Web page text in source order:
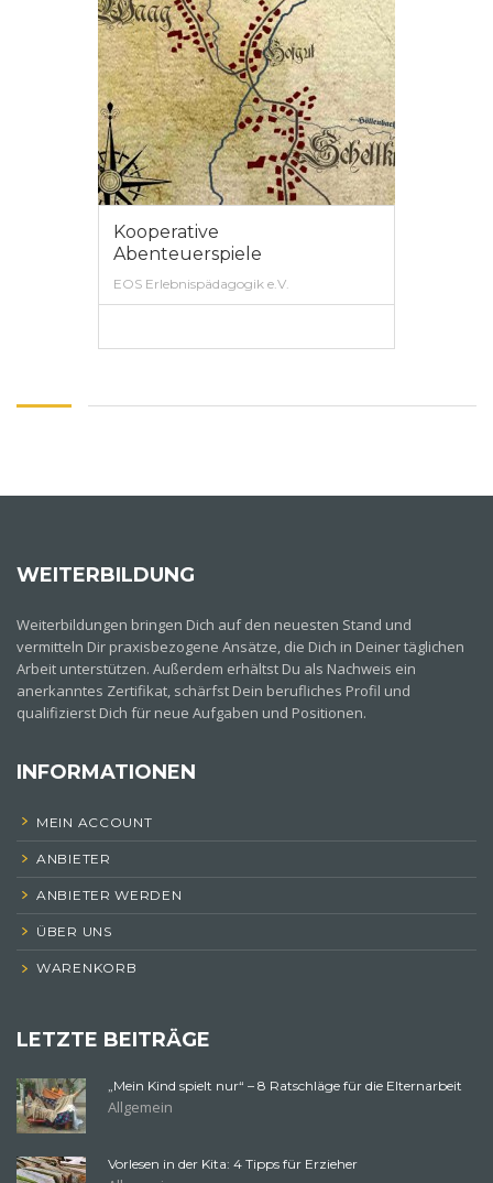
Kooperative
Abenteuerspiele
EOS Erlebnispädagogik e.V.
WEITERBILDUNG
Weiterbildungen bringen Dich auf den neuesten Stand und
vermitteln Dir praxisbezogene Ansätze, die Dich in Deiner täglichen
Arbeit unterstützen. Außerdem erhältst Du als Nachweis ein
anerkanntes Zertifikat, schärfst Dein berufliches Profil und
qualifizierst Dich für neue Aufgaben und Positionen.
INFORMATIONEN
MEIN ACCOUNT
ANBIETER
ANBIETER WERDEN
ÜBER UNS
WARENKORB
LETZTE BEITRÄGE
„Mein Kind spielt nur“ – 8 Ratschläge für die Elternarbeit
Allgemein
Vorlesen in der Kita: 4 Tipps für Erzieher